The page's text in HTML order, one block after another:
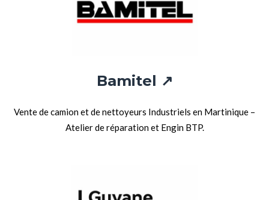
Bamitel ↗
Vente de camion et de nettoyeurs Industriels en Martinique –
Atelier de réparation et Engin BTP.